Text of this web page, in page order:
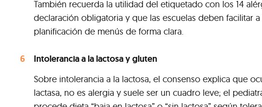
También recuerda la utilidad del etiquetado con los 14
declaración obligatoria y que las escuelas deben facilitar a
planificación de menús de forma clara.
Intolerancia a la lactosa y gluten
Sobre intolerancia a la lactosa, el consenso explica que
lactasa, no es alergia y suele ser un cuadro leve; el